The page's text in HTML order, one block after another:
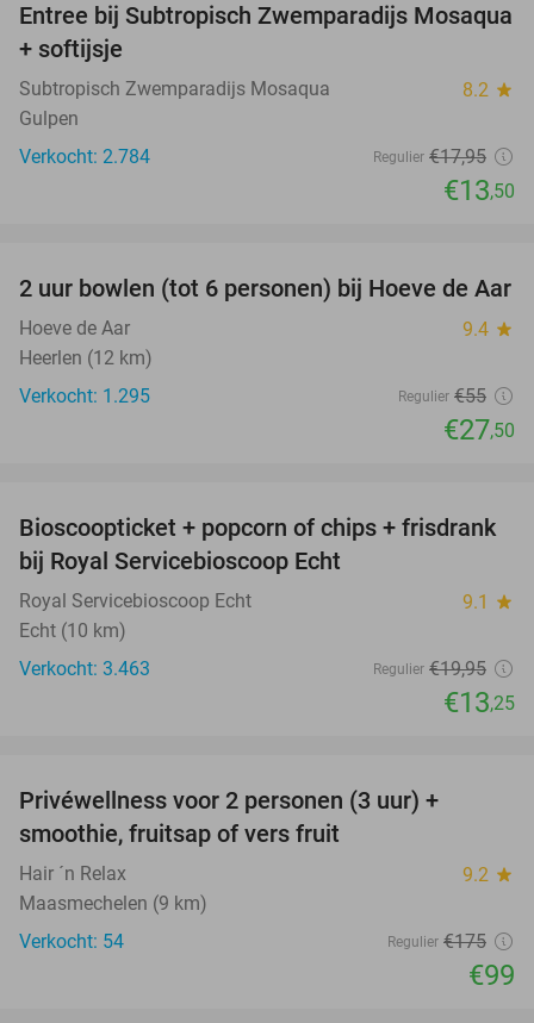
25%
Entree bij Subtropisch Zwemparadijs Mosaqua
+ softijsje
Subtropisch Zwemparadijs Mosaqua 8.2 star
Gulpen
Verkocht: 2.784
Regulier €17,95
€13,50
50%
2 uur bowlen (tot 6 personen) bij Hoeve de Aar
Hoeve de Aar 9.4 star
Heerlen (12 km)
Verkocht: 1.295
Regulier €55
€27,50
34%
Bioscoopticket + popcorn of chips + frisdrank
bij Royal Servicebioscoop Echt
Royal Servicebioscoop Echt 9.1 star
Echt (10 km)
Verkocht: 3.463
Regulier €19,95
€13,25
Privéwellness voor 2 personen (3 uur) +
smoothie, fruitsap of vers fruit
Hair ´n Relax 9.2 star
Maasmechelen (9 km)
Verkocht: 54
Regulier €175
€99